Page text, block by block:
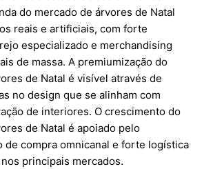
do mercado de árvores de Natal
reais e artificiais, com forte
especializado e merchandising
de massa. A premiumização do
de Natal é visível através de
no design que se alinham com
de interiores. O crescimento do
de Natal é apoiado pelo
de compra omnicanal e forte logística
principais mercados.